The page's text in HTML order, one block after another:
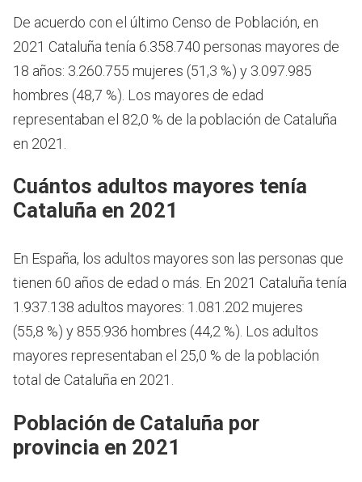
De acuerdo con el último Censo de Población, en
2021 Cataluña tenía 6.358.740 personas mayores de
18 años: 3.260.755 mujeres (51,3 %) y 3.097.985
hombres (48,7 %). Los mayores de edad
representaban el 82,0 % de la población de Cataluña
en 2021.
Cuántos adultos mayores tenía
Cataluña en 2021
En España, los adultos mayores son las personas que
tienen 60 años de edad o más. En 2021 Cataluña tenía
1.937.138 adultos mayores: 1.081.202 mujeres
(55,8 %) y 855.936 hombres (44,2 %). Los adultos
mayores representaban el 25,0 % de la población
total de Cataluña en 2021.
Población de Cataluña por
provincia en 2021